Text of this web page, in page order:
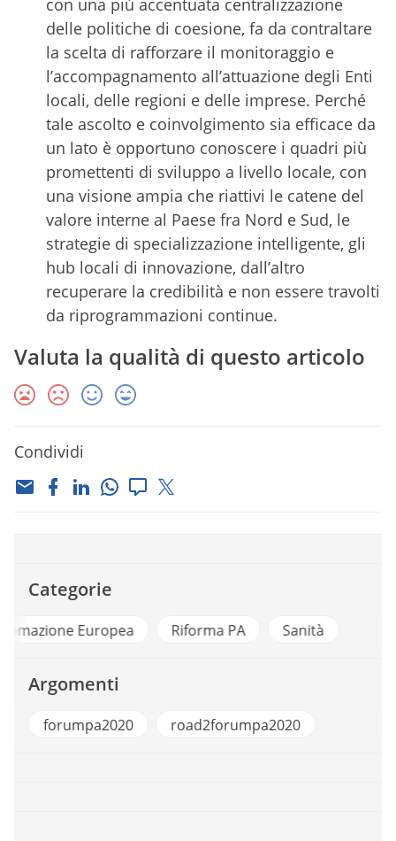
delle politiche di coesione, fa da contraltare
la scelta di rafforzare il monitoraggio e
l’accompagnamento all’attuazione degli Enti
locali, delle regioni e delle imprese. Perché
tale ascolto e coinvolgimento sia efficace da
un lato è opportuno conoscere i quadri più
promettenti di sviluppo a livello locale, con
una visione ampia che riattivi le catene del
valore interne al Paese fra Nord e Sud, le
strategie di specializzazione intelligente, gli
hub locali di innovazione, dall’altro
recuperare la credibilità e non essere travolti
da riprogrammazioni continue.
Valuta la qualità di questo articolo
Condividi
Categorie
Riforma PA Sanità
Argomenti
forumpa2020 road2forumpa2020